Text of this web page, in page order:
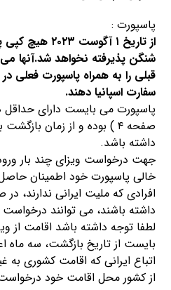
پاسپورت :
از تاریخ ۱
شنگن پذیرفته نخواهد شد.آنها
قبلی را به همراه پاسپورت فعلی
سفارت اسپانیا دهند.
پاسپورت می بایست دارای
صفحه ۴ ) بوده و از زمان
داشته باشد.
جهت درخواست ویزای چند بار
خالی پاسپورت خود اطمینان
افرادی که ملیت ایرانی ندارند، در
داشته باشند، می توانند
لطفا توجه داشته باشد اقامت از
بایست از تاریخ بازگشت، سه ماه
اتباع ایرانی که اقامت کشوری به
از کشور محل اقامت خود